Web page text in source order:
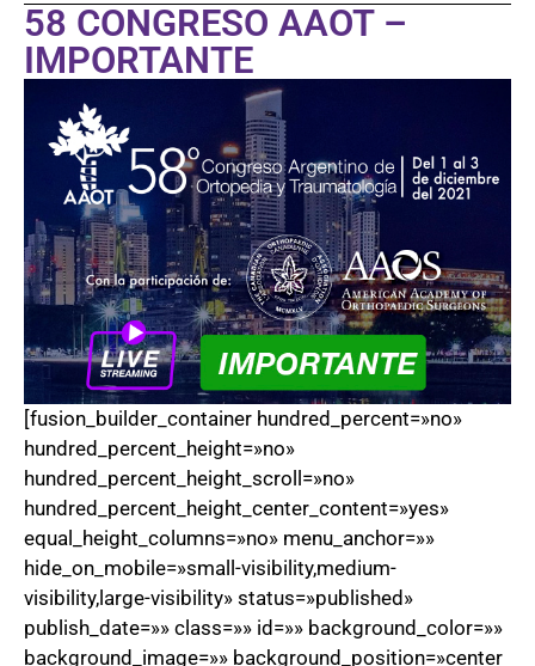
58 CONGRESO AAOT –
IMPORTANTE
[fusion_builder_container hundred_percent=»no»
hundred_percent_height=»no»
hundred_percent_height_scroll=»no»
hundred_percent_height_center_content=»yes»
equal_height_columns=»no» menu_anchor=»»
hide_on_mobile=»small-visibility,medium-
visibility,large-visibility» status=»published»
publish_date=»» class=»» id=»» background_color=»»
background_image=»» background_position=»center